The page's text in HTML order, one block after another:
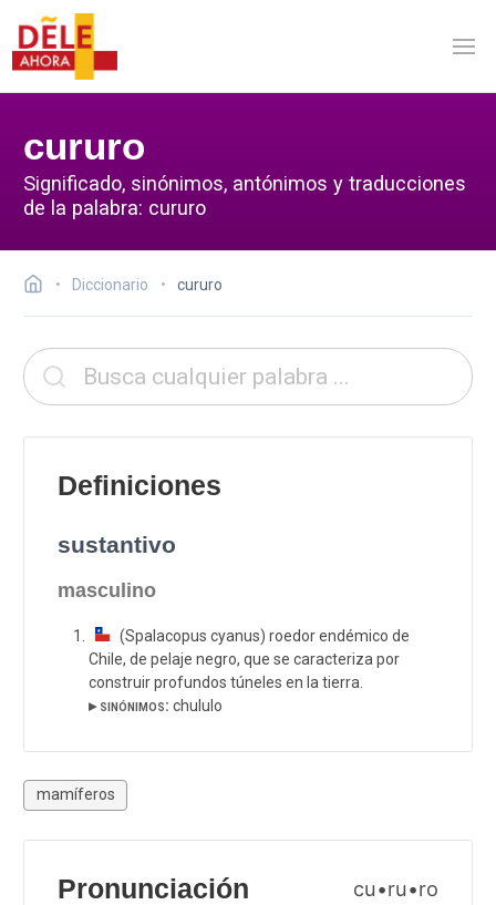
cururo
Significado, sinónimos, antónimos y traducciones
de la palabra: cururo
Diccionario cururo
Definiciones
sustantivo
masculino
(Spalacopus cyanus) roedor endémico de
Chile, de pelaje negro, que se caracteriza por
construir profundos túneles en la tierra.
▸ sinónimos: chululo
mamíferos
Pronunciación cu•ru•ro